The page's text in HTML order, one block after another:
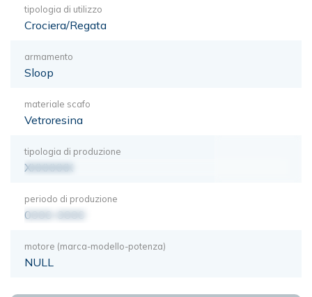
tipologia di utilizzo
Crociera/Regata
armamento
Sloop
materiale scafo
Vetroresina
tipologia di produzione
XXXXXXX
periodo di produzione
0000-0000
motore (marca-modello-potenza)
NULL